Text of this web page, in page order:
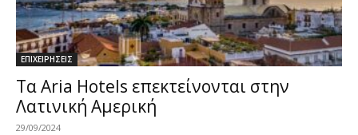
ΕΠΙΧΕΙΡΗΣΕΙΣ
Τα Aria Hotels επεκτείνονται στην
Λατινική Αμερική
29/09/2024